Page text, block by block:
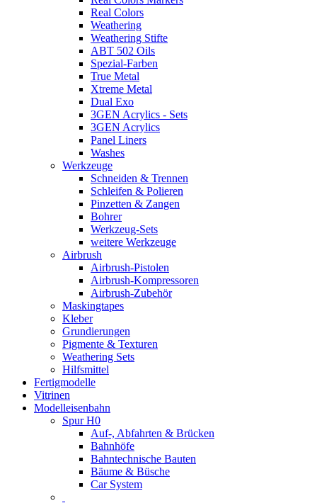
Real Colors
Weathering
Weathering Stifte
ABT 502 Oils
Spezial-Farben
True Metal
Xtreme Metal
Dual Exo
3GEN Acrylics - Sets
3GEN Acrylics
Panel Liners
Washes
Werkzeuge
Schneiden & Trennen
Schleifen & Polieren
Pinzetten & Zangen
Bohrer
Werkzeug-Sets
weitere Werkzeuge
Airbrush
Airbrush-Pistolen
Airbrush-Kompressoren
Airbrush-Zubehör
Maskingtapes
Kleber
Grundierungen
Pigmente & Texturen
Weathering Sets
Hilfsmittel
Fertigmodelle
Vitrinen
Modelleisenbahn
Spur H0
Auf-, Abfahrten & Brücken
Bahnhöfe
Bahntechnische Bauten
Bäume & Büsche
Car System